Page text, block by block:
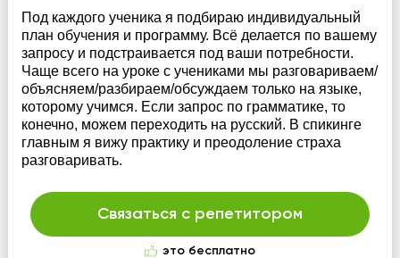
Под каждого ученика я подбираю индивидуальный
план обучения и программу. Всё делается по вашему
запросу и подстраивается под ваши потребности.
Чаще всего на уроке с учениками мы разговариваем/
объясняем/разбираем/обсуждаем только на языке,
которому учимся. Если запрос по грамматике, то
конечно, можем переходить на русский. В спикинге
главным я вижу практику и преодоление страха
разговаривать.
Связаться с репетитором
это бесплатно